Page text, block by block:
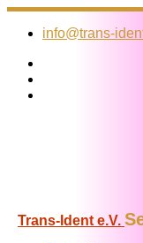
Zum
Inhalt
info@trans-
Trans-Ident e.V.